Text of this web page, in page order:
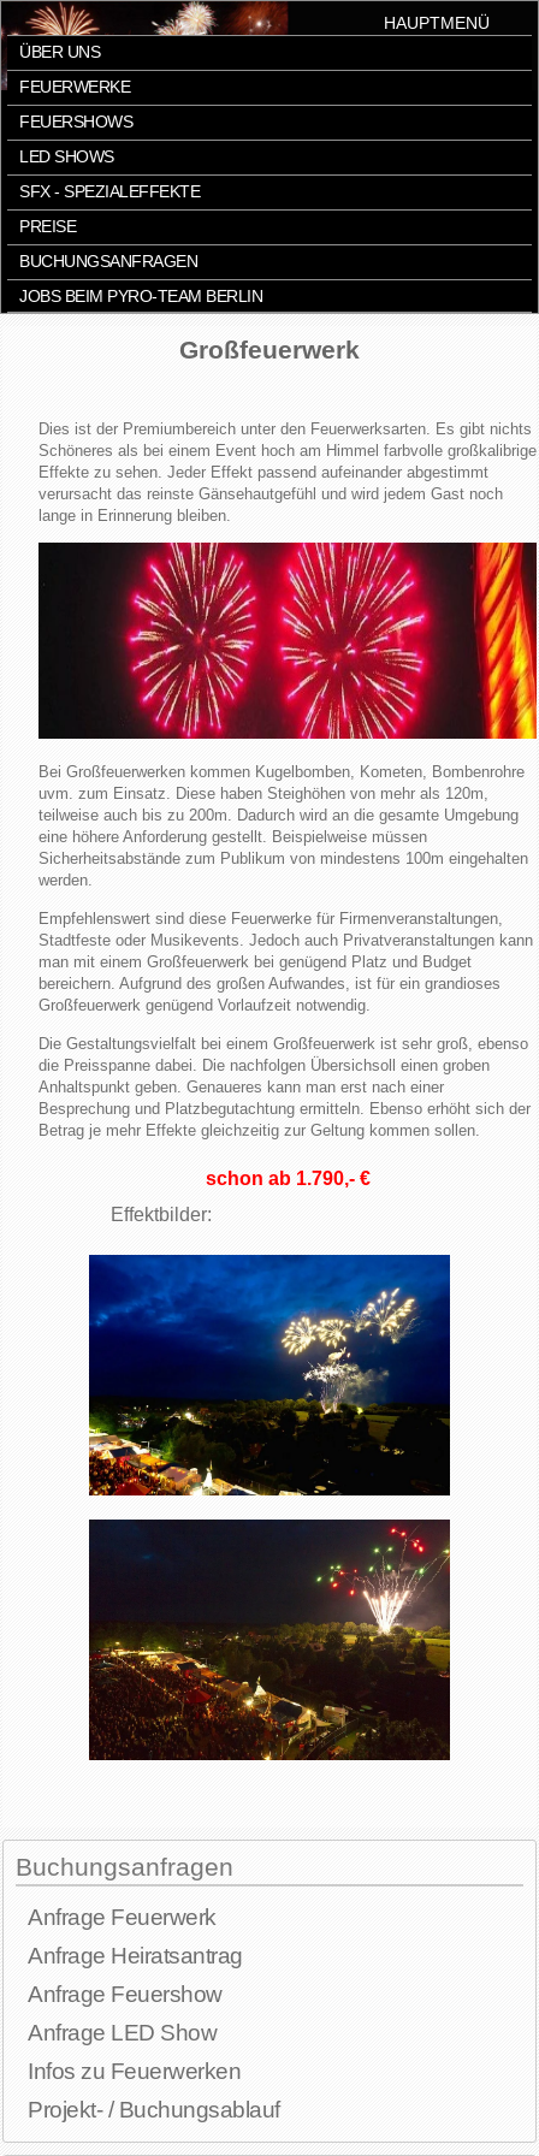
HAUPTMENÜ
ÜBER UNS
FEUERWERKE
FEUERSHOWS
LED SHOWS
SFX - SPEZIALEFFEKTE
PREISE
BUCHUNGSANFRAGEN
JOBS BEIM PYRO-TEAM BERLIN
Großfeuerwerk
Dies ist der Premiumbereich unter den Feuerwerksarten. Es gibt nichts
Schöneres als bei einem Event hoch am Himmel farbvolle großkalibrige
Effekte zu sehen. Jeder Effekt passend aufeinander abgestimmt
verursacht das reinste Gänsehautgefühl und wird jedem Gast noch
lange in Erinnerung bleiben.
Bei Großfeuerwerken kommen Kugelbomben, Kometen, Bombenrohre
uvm. zum Einsatz. Diese haben Steighöhen von mehr als 120m,
teilweise auch bis zu 200m. Dadurch wird an die gesamte Umgebung
eine höhere Anforderung gestellt. Beispielweise müssen
Sicherheitsabstände zum Publikum von mindestens 100m eingehalten
werden.
Empfehlenswert sind diese Feuerwerke für Firmenveranstaltungen,
Stadtfeste oder Musikevents. Jedoch auch Privatveranstaltungen kann
man mit einem Großfeuerwerk bei genügend Platz und Budget
bereichern. Aufgrund des großen Aufwandes, ist für ein grandioses
Großfeuerwerk genügend Vorlaufzeit notwendig.
Die Gestaltungsvielfalt bei einem Großfeuerwerk ist sehr groß, ebenso
die Preisspanne dabei. Die nachfolgen Übersichsoll einen groben
Anhaltspunkt geben. Genaueres kann man erst nach einer
Besprechung und Platzbegutachtung ermitteln. Ebenso erhöht sich der
Betrag je mehr Effekte gleichzeitig zur Geltung kommen sollen.
schon ab 1.790,- €
Effektbilder:
Buchungsanfragen
Anfrage Feuerwerk
Anfrage Heiratsantrag
Anfrage Feuershow
Anfrage LED Show
Infos zu Feuerwerken
Projekt- / Buchungsablauf